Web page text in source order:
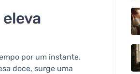
por um instante.
doce, surge uma